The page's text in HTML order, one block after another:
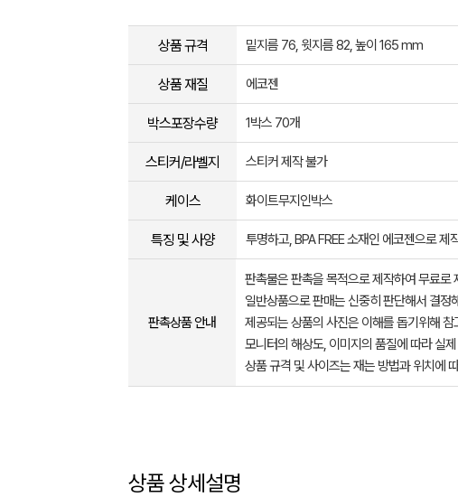
상품 규격 밑지름 76, 윗지름 82, 높이 165 mm
상품 재질 에코젠
박스포장수량 1박스 70개
스티커/라벨지 스티커 제작 불가
케이스 화이트무지인박스
특징 및 사양 투명하고, BPA FREE 소재인 에코젠으로
판촉상품 안내
판촉물은 판촉을 목적으로 제작하여 무료로
일반상품으로 판매는 신중히 판단해서 결정
제공되는 상품의 사진은 이해를 돕기위해
모니터의 해상도, 이미지의 품질에 따라 실
상품 규격 및 사이즈는 재는 방법과 위치에
상품 상세설명